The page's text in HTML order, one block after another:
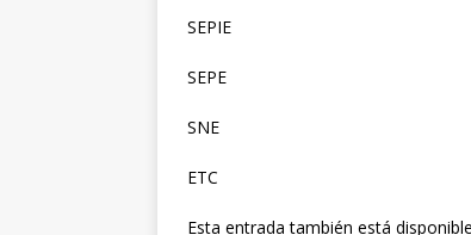
SEPIE
SEPE
SNE
ETC
Esta entrada también está